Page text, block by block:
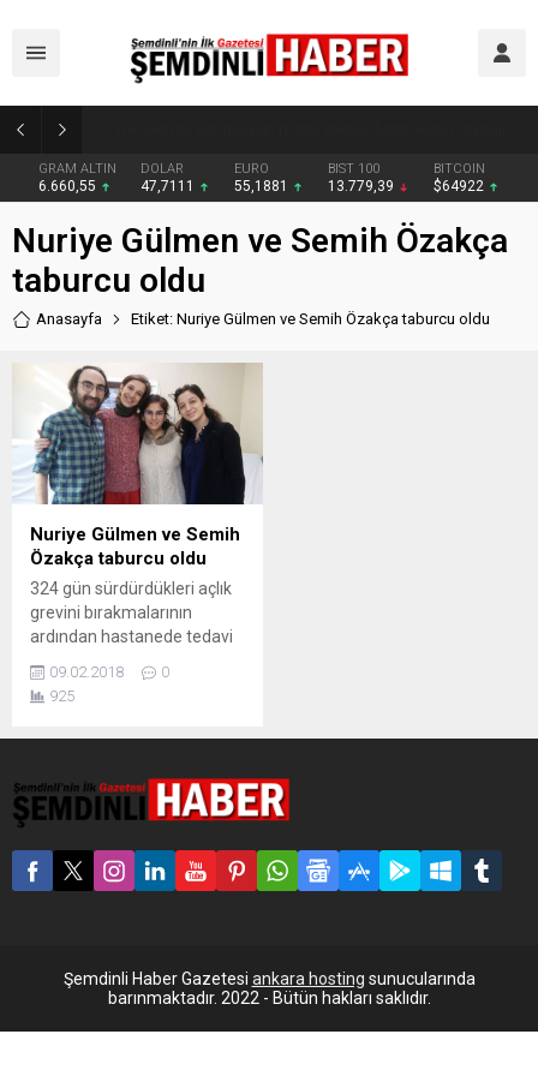
GRAM ALTIN
6.660,55
DOLAR
47,7111
EURO
55,1881
BIST 100
13.779,39
BITCOIN
$64922
Nuriye Gülmen ve Semih Özakça
taburcu oldu
Anasayfa Etiket: Nuriye Gülmen ve Semih Özakça taburcu oldu
Nuriye Gülmen ve Semih
Özakça taburcu oldu
324 gün sürdürdükleri açlık
grevini bırakmalarının
ardından hastanede tedavi
ve Semih Özakça bugün
taburcu oldu. Kanun
ardından başladıkları açlık
grevi eylemini 324 gün
sürdüren akademisyen
Nuriye Gülmen ve öğretmen
Semih Özakça, tedavi altına
09.02.2018
0
925
Şemdinli Haber Gazetesi ankara hosting sunucularında
barınmaktadır. 2022 - Bütün hakları saklıdır.